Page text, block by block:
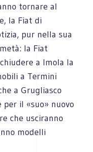
tornare al
la Fiat di
pur nella sua
la Fiat
a Imola la
a Termini
a Grugliasco
il «suo» nuovo
che usciranno
modelli